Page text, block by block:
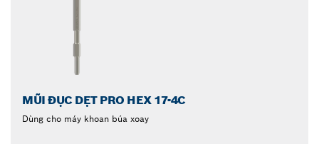
MŨI ĐỤC DẸT PRO HEX 17-4C
Dùng cho máy khoan búa xoay